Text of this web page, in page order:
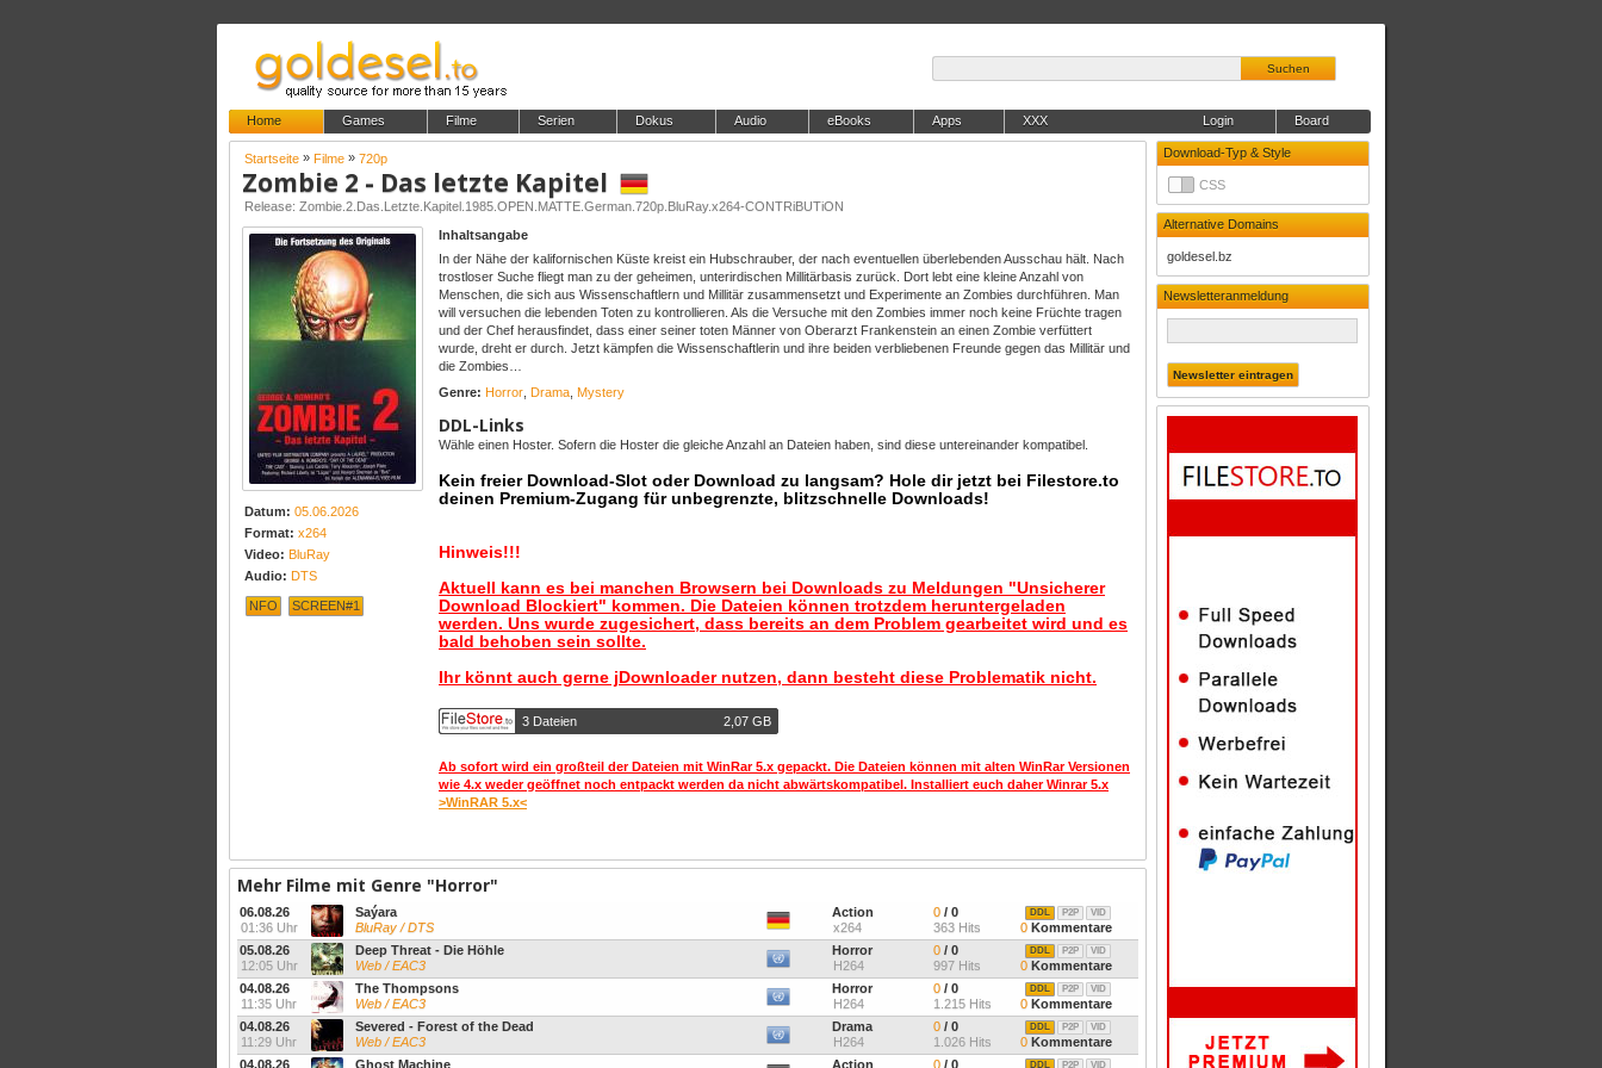
Suchen
Home Games Filme Serien Dokus Audio eBooks Apps XXX Board
Login
Download-Typ & Style
CSS
Alternative Domains
goldesel.bz
Newsletteranmeldung
Startseite » Filme » 720p
Zombie 2 - Das letzte Kapitel
Release: Zombie.2.Das.Letzte.Kapitel.1985.OPEN.MATTE.German.720p.BluRay.x264-CONTRiBUTiON
Datum: 05.06.2026
Format: x264
Video: BluRay
Audio: DTS
NFO SCREEN#1
Inhaltsangabe
In der Nähe der kalifornischen Küste kreist ein Hubschrauber, der nach eventuellen überlebenden Ausschau hält. Nach
trostloser Suche fliegt man zu der geheimen, unterirdischen Millitärbasis zurück. Dort lebt eine kleine Anzahl von
Menschen, die sich aus Wissenschaftlern und Millitär zusammensetzt und Experimente an Zombies durchführen. Man
will versuchen die lebenden Toten zu kontrollieren. Als die Versuche mit den Zombies immer noch keine Früchte tragen
und der Chef herausfindet, dass einer seiner toten Männer von Oberarzt Frankenstein an einen Zombie verfüttert
wurde, dreht er durch. Jetzt kämpfen die Wissenschaftlerin und ihre beiden verbliebenen Freunde gegen das Millitär und
die Zombies…
Genre: Horror Drama Mystery
DDL-Links
Wähle einen Hoster. Sofern die Hoster die gleiche Anzahl an Dateien haben, sind diese untereinander kompatibel.
Kein freier Download-Slot oder Download zu langsam? Hole dir jetzt bei Filestore.to
deinen Premium-Zugang für unbegrenzte, blitzschnelle Downloads!
Hinweis!!!
Aktuell kann es bei manchen Browsern bei Downloads zu Meldungen "Unsicherer
Download Blockiert" kommen. Die Dateien können trotzdem heruntergeladen
werden. Uns wurde zugesichert, dass bereits an dem Problem gearbeitet wird und es
bald behoben sein sollte.
Ihr könnt auch gerne jDownloader nutzen, dann besteht diese Problematik nicht.
3 Dateien 2,07 GB
Ab sofort wird ein großteil der Dateien mit WinRar 5.x gepackt. Die Dateien können mit alten WinRar Versionen
wie 4.x weder geöffnet noch entpackt werden da nicht abwärtskompatibel. Installiert euch daher Winrar 5.x
>WinRAR 5.x<
Mehr Filme mit Genre "Horror"
06.08.26
01:36 Uhr
Saýara
BluRay / DTS
Action
x264
0 / 0
363 Hits
VID
P2P
DDL
0 Kommentare
05.08.26
12:05 Uhr
Deep Threat - Die Höhle
Web / EAC3
Horror
H264
0 / 0
997 Hits
VID
P2P
DDL
0 Kommentare
04.08.26
11:35 Uhr
The Thompsons
Web / EAC3
Horror
H264
0 / 0
1.215 Hits
VID
P2P
DDL
0 Kommentare
04.08.26
11:29 Uhr
Severed - Forest of the Dead
Web / EAC3
Drama
H264
0 / 0
1.026 Hits
VID
P2P
DDL
0 Kommentare
04.08.26
Ghost Machine Action 0 / 0 VID
P2P
DDL